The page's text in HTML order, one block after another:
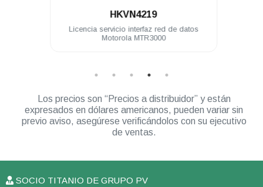
HKVN4219
Licencia servicio interfaz red de datos
Motorola MTR3000
Los precios son “Precios a distribuidor” y están
expresados en dólares americanos, pueden variar sin
previo aviso, asegúrese verificándolos con su ejecutivo
de ventas.
SOCIO TITANIO DE GRUPO PV